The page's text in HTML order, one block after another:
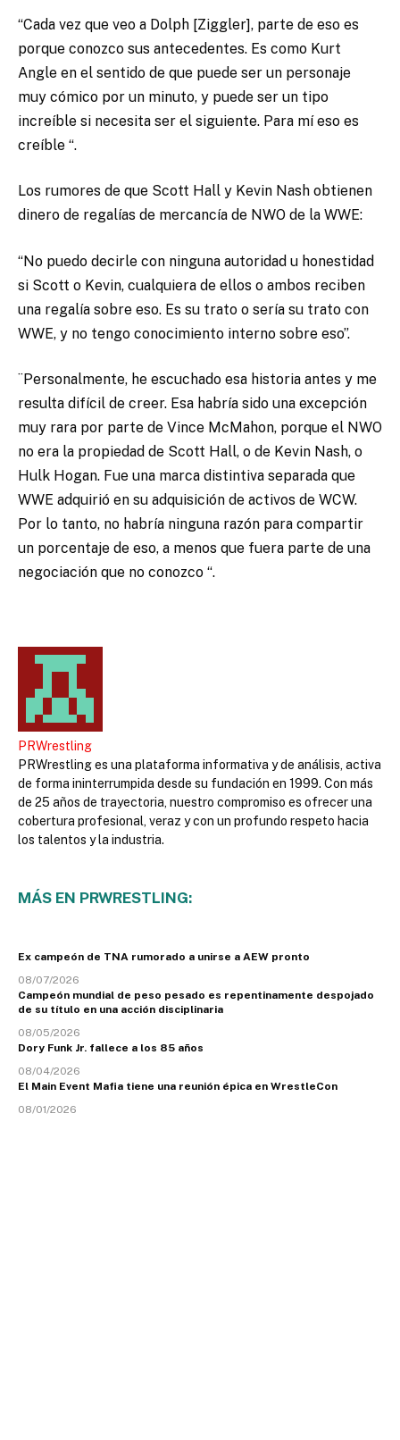
“Cada vez que veo a Dolph [Ziggler], parte de eso es
porque conozco sus antecedentes. Es como Kurt
Angle en el sentido de que puede ser un personaje
muy cómico por un minuto, y puede ser un tipo
increíble si necesita ser el siguiente. Para mí eso es
creíble “.
Los rumores de que Scott Hall y Kevin Nash obtienen
dinero de regalías de mercancía de NWO de la WWE:
“No puedo decirle con ninguna autoridad u honestidad
si Scott o Kevin, cualquiera de ellos o ambos reciben
una regalía sobre eso. Es su trato o sería su trato con
WWE, y no tengo conocimiento interno sobre eso”.
¨Personalmente, he escuchado esa historia antes y me
resulta difícil de creer. Esa habría sido una excepción
muy rara por parte de Vince McMahon, porque el NWO
no era la propiedad de Scott Hall, o de Kevin Nash, o
Hulk Hogan. Fue una marca distintiva separada que
WWE adquirió en su adquisición de activos de WCW.
Por lo tanto, no habría ninguna razón para compartir
un porcentaje de eso, a menos que fuera parte de una
negociación que no conozco “.
PRWrestling
PRWrestling es una plataforma informativa y de análisis, activa
de forma ininterrumpida desde su fundación en 1999. Con más
de 25 años de trayectoria, nuestro compromiso es ofrecer una
cobertura profesional, veraz y con un profundo respeto hacia
los talentos y la industria.
MÁS EN PRWRESTLING:
Ex campeón de TNA rumorado a unirse a AEW pronto
08/07/2026
Campeón mundial de peso pesado es repentinamente despojado
de su título en una acción disciplinaria
08/05/2026
Dory Funk Jr. fallece a los 85 años
08/04/2026
El Main Event Mafia tiene una reunión épica en WrestleCon
08/01/2026